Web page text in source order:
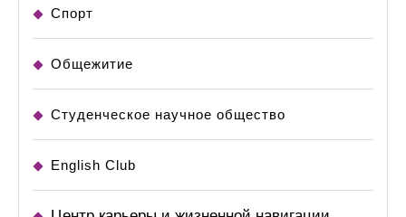
Спорт
Общежитие
Студенческое научное общество
English Club